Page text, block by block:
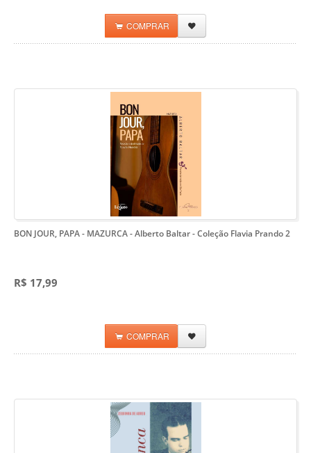
COMPRAR
BON JOUR, PAPA - MAZURCA - Alberto Baltar- Coleção Flavia Prando 2
R$ 17,99
COMPRAR